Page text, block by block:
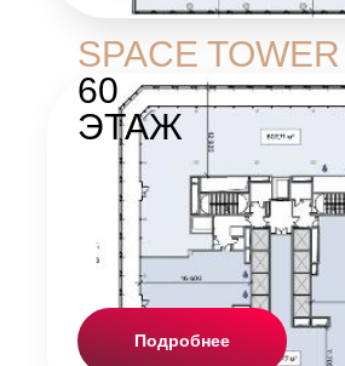
SPACE TOWER
60
ЭТАЖ
Подробнее